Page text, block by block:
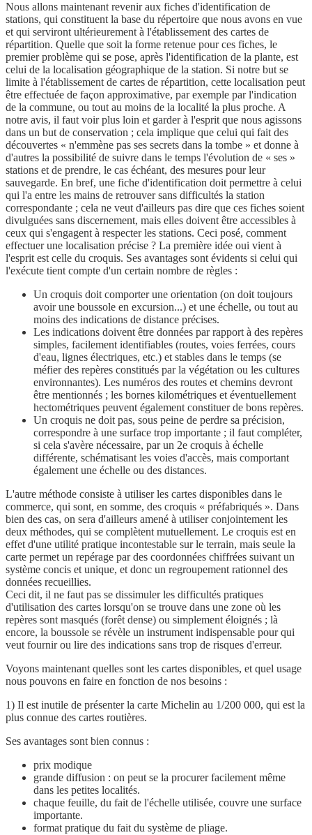
Nous allons maintenant revenir aux fiches d'identification de
stations, qui constituent la base du répertoire que nous avons en vue
et qui serviront ultérieurement à l'établissement des cartes de
répartition. Quelle que soit la forme retenue pour ces fiches, le
premier problème qui se pose, après l'identification de la plante, est
celui de la localisation géographique de la station. Si notre but se
limite à l'établissement de cartes de répartition, cette localisation peut
être effectuée de façon approximative, par exemple par l'indication
de la commune, ou tout au moins de la localité la plus proche. A
notre avis, il faut voir plus loin et garder à l'esprit que nous agissons
dans un but de conservation ; cela implique que celui qui fait des
découvertes « n'emmène pas ses secrets dans la tombe » et donne à
d'autres la possibilité de suivre dans le temps l'évolution de « ses »
stations et de prendre, le cas échéant, des mesures pour leur
sauvegarde. En bref, une fiche d'identification doit permettre à celui
qui l'a entre les mains de retrouver sans difficultés la station
correspondante ; cela ne veut d'ailleurs pas dire que ces fiches soient
divulguées sans discernement, mais elles doivent être accessibles à
ceux qui s'engagent à respecter les stations. Ceci posé, comment
effectuer une localisation précise ? La première idée oui vient à
l'esprit est celle du croquis. Ses avantages sont évidents si celui qui
l'exécute tient compte d'un certain nombre de règles :
Un croquis doit comporter une orientation (on doit toujours
avoir une boussole en excursion...) et une échelle, ou tout au
moins des indications de distance précises.
Les indications doivent être données par rapport à des repères
simples, facilement identifiables (routes, voies ferrées, cours
d'eau, lignes électriques, etc.) et stables dans le temps (se
méfier des repères constitués par la végétation ou les cultures
environnantes). Les numéros des routes et chemins devront
être mentionnés ; les bornes kilométriques et éventuellement
hectométriques peuvent également constituer de bons repères.
Un croquis ne doit pas, sous peine de perdre sa précision,
correspondre à une surface trop importante ; il faut compléter,
si cela s'avère nécessaire, par un 2e croquis à échelle
différente, schématisant les voies d'accès, mais comportant
également une échelle ou des distances.
L'autre méthode consiste à utiliser les cartes disponibles dans le
commerce, qui sont, en somme, des croquis « préfabriqués ». Dans
bien des cas, on sera d'ailleurs amené à utiliser conjointement les
deux méthodes, qui se complètent mutuellement. Le croquis est en
effet d'une utilité pratique incontestable sur le terrain, mais seule la
carte permet un repérage par des coordonnées chiffrées suivant un
système concis et unique, et donc un regroupement rationnel des
données recueillies.
Ceci dit, il ne faut pas se dissimuler les difficultés pratiques
d'utilisation des cartes lorsqu'on se trouve dans une zone où les
repères sont masqués (forêt dense) ou simplement éloignés ; là
encore, la boussole se révèle un instrument indispensable pour qui
veut fournir ou lire des indications sans trop de risques d'erreur.
Voyons maintenant quelles sont les cartes disponibles, et quel usage
nous pouvons en faire en fonction de nos besoins :
1) Il est inutile de présenter la carte Michelin au 1/200 000, qui est la
plus connue des cartes routières.
Ses avantages sont bien connus :
prix modique
grande diffusion : on peut se la procurer facilement même
dans les petites localités.
chaque feuille, du fait de l'échelle utilisée, couvre une surface
importante.
format pratique du fait du système de pliage.